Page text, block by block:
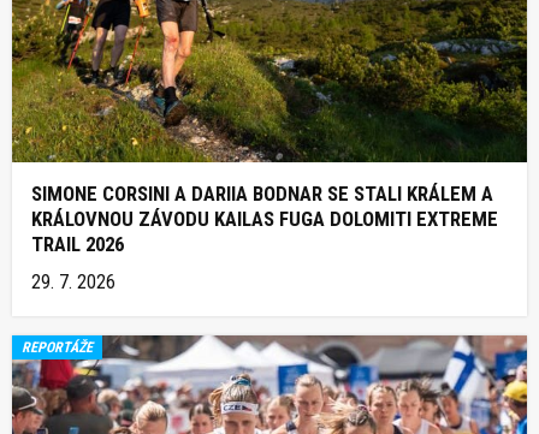
SIMONE CORSINI A DARIIA BODNAR SE STALI KRÁLEM A
KRÁLOVNOU ZÁVODU KAILAS FUGA DOLOMITI EXTREME
TRAIL 2026
29. 7. 2026
REPORTÁŽE